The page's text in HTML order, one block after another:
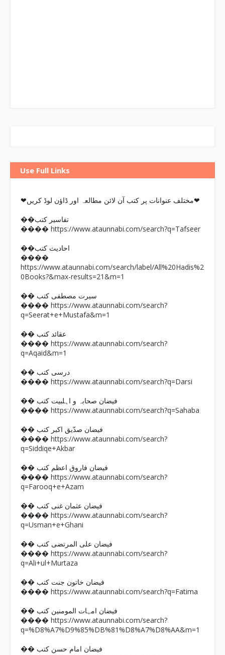
Use Full Links
❤مختلف عنوانات پر کتب آن لائن مطالعہ اور ڈاؤن لوڈ کریں❤
��تفاسیر کتب
���� https://www.ataunnabi.com/search?q=Tafseer
��احادیث کتب
����
https://www.ataunnabi.com/search/label/All%20Hadis%2
0Books?&max-results=21&m=1
�� سیرت مصطفی کتب
���� https://www.ataunnabi.com/search?
q=Seerat+e+Mustafa&m=1
�� عقائد کتب
���� https://www.ataunnabi.com/search?
q=Aqaid&m=1
�� درسی کتب
���� https://www.ataunnabi.com/search?q=Darsi
�� فیضان صحابہ و اہلبیت کتب
���� https://www.ataunnabi.com/search?q=Sahaba
�� فیضان صدّیق اکبر کتب
���� https://www.ataunnabi.com/search?
q=Siddiqe+Akbar
�� فیضان فاروق اعظم کتب
���� https://www.ataunnabi.com/search?
q=Farooq+e+Azam
�� فیضان عثمان غنی کتب
���� https://www.ataunnabi.com/search?
q=Usman+e+Ghani
�� فیضان علی المرتضی کتب
���� https://www.ataunnabi.com/search?
q=Ali+ul+Murtaza
�� فیضان خاتون جنت کتب
���� https://www.ataunnabi.com/search?q=Fatima
�� فیضان امہات المومنین کتب
���� https://www.ataunnabi.com/search?
q=%D8%A7%D9%85%DB%81%D8%A7%D8%AA&m=1
�� فیضان امام حسن کتب